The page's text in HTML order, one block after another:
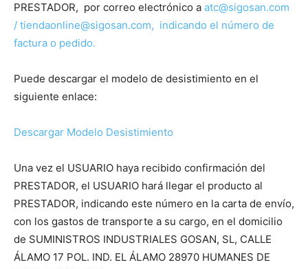
PRESTADOR, por correo electrónico a atc@sigosan.com
/ tiendaonline@sigosan.com, indicando el número de
factura o pedido.
Puede descargar el modelo de desistimiento en el
siguiente enlace:
Descargar Modelo Desistimiento
Una vez el USUARIO haya recibido confirmación del
PRESTADOR, el USUARIO hará llegar el producto al
PRESTADOR, indicando este número en la carta de envío,
con los gastos de transporte a su cargo, en el domicilio
de SUMINISTROS INDUSTRIALES GOSAN, SL, CALLE
ÁLAMO 17 POL. IND. EL ÁLAMO 28970 HUMANES DE